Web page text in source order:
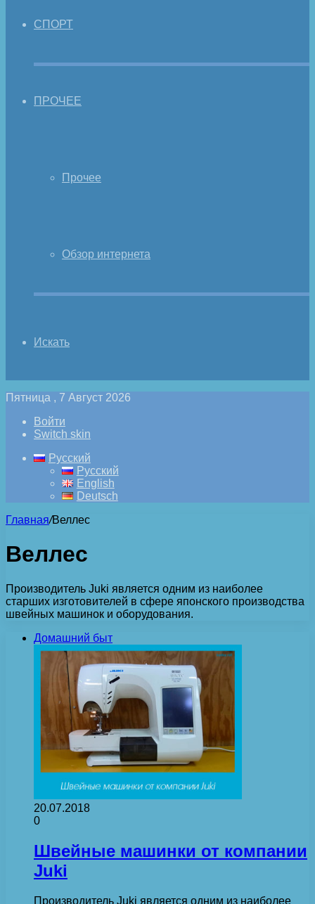
СПОРТ
ПРОЧЕЕ
Прочее
Обзор интернета
Искать
Пятница , 7 Август 2026
Войти
Switch skin
Русский
Русский
English
Deutsch
Главная/Веллес
Веллес
Производитель Juki является одним из наиболее
старших изготовителей в сфере японского производства
швейных машинок и оборудования.
Домашний быт
20.07.2018
0
Швейные машинки от компании
Juki
Производитель Juki является одним из наиболее